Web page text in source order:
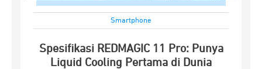
Smartphone
Spesifikasi REDMAGIC 11 Pro: Punya
Liquid Cooling Pertama di Dunia